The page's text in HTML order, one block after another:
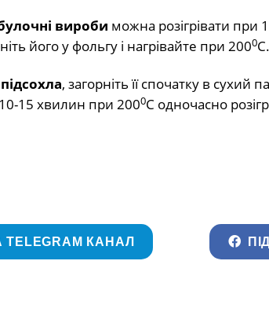
вироби можна розігрівати при
його у фольгу і нагрівайте при 2000С.
, загорніть її спочатку в
15 хвилин при 2000С одночасно
КАНАЛ